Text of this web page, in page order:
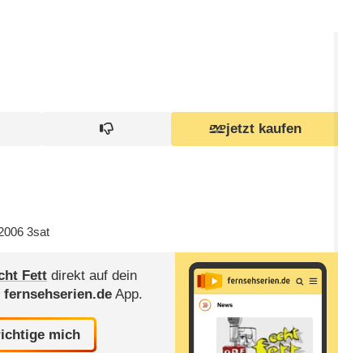
jetzt kaufen
3sat
Fett direkt auf dein
fernsehserien.de App.
mich